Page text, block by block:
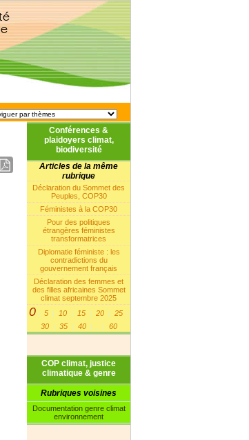
Conférences &
plaidoyers climat,
biodiversité
Articles de la même
rubrique
Déclaration du Sommet des
Peuples, COP30
Féministes à la COP30
Pour des politiques
étrangères féministes
transformatrices
Diplomatie féministe : les
contradictions du
gouvernement français
Déclaration des femmes et
des filles africaines Sommet
climat septembre 2025
0| 5 | 10 | 15 | 20 | 25 |
30 | 35 | 40 | | 60
COP climat, justice
climatique & genre
Rubriques voisines
Documentation genre climat
environnement